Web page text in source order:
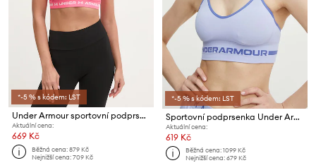
*-5 % s kódem: LST
Under Armour sportovní podprsenka UA Crossback
Aktuální cena:
669 Kč
Běžná cena:879 Kč
Nejnižší cena:709 Kč
*-5 % s kódem: LST
Sportovní podprsenka Under Armour Seamless
Aktuální cena:
619 Kč
Běžná cena:1099 Kč
Nejnižší cena:679 Kč